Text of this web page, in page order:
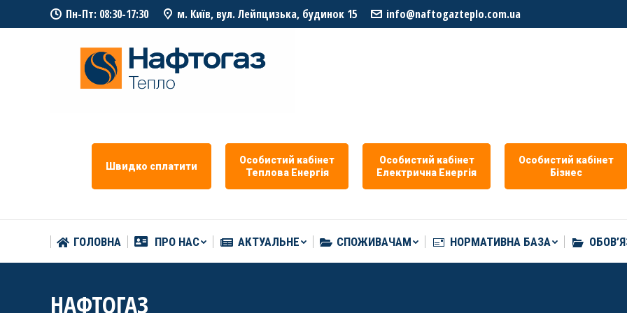
Пн-Пт: 08:30-17:30 м. Київ, вул. Лейпцизька, будинок 15 info@naftogazteplo.com.ua
Швидко сплатити
Особистий кабiнет
Теплова Eнергiя
Особистий кабiнет
Eлектрична Eнергія
Особистий кабiнет
Бізнес
ГОЛОВНА ПРО НАС АКТУАЛЬНЕ СПОЖИВАЧАМ НОРМАТИВНА БАЗА
НАФТОГАЗ
ГОЛОВНА ПРО НАС АКТУАЛЬНЕ СПОЖИВАЧАМ НОРМАТИВНА БАЗА